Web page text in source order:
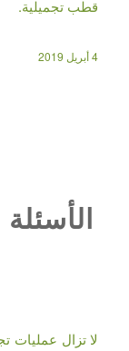
قطب تجميلية.
4 أبريل 2019
لا تزال عمليات